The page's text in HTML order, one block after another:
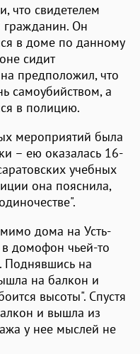
что свидетелем
гражданин. Он
в доме по данному
сидит
предположил, что
самоубийством, а
в полицию.
мероприятий была
– ею оказалась 16-
учебных
она пояснила,
дома на Усть-
домофон чьей-то
Поднявшись на
на балкон и
высоты". Спустя
и вышла из
у нее мыслей не